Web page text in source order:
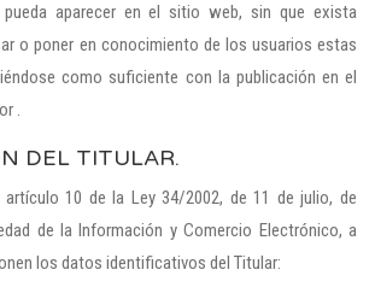
aparecer en el sitio web, sin que exista
o poner en conocimiento de los usuarios estas
como suficiente con la publicación en el
.
DEL TITULAR.
10 de la Ley 34/2002, de 11 de julio, de
de la Información y Comercio Electrónico, a
los datos identificativos del Titular: